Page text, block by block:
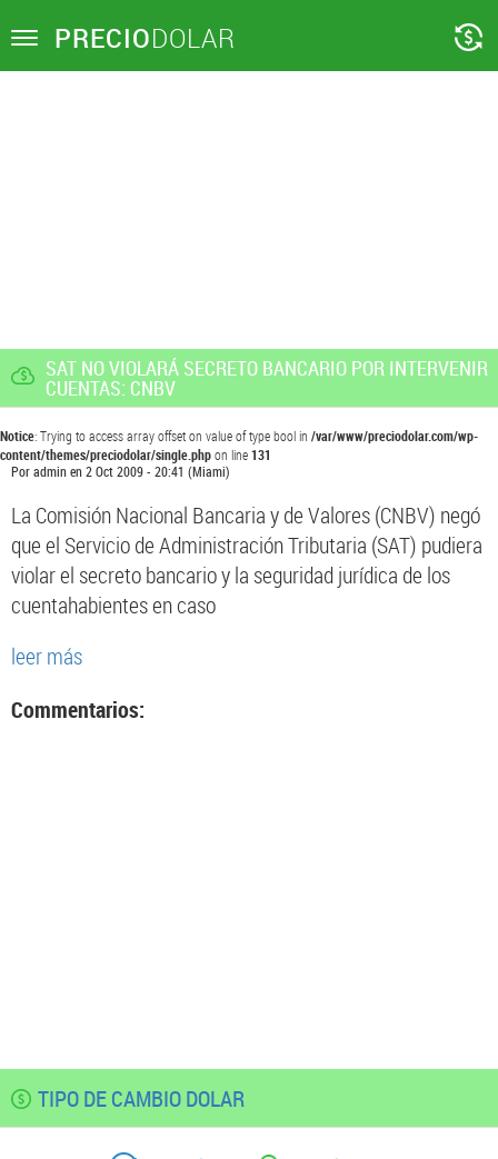
Toggle PRECIODOLAR
SAT NO VIOLARÁ SECRETO BANCARIO POR INTERVENIR
CUENTAS: CNBV
Notice: Trying to access array offset on value of type bool in /var/www/preciodolar.com/wp-
content/themes/preciodolar/single.phpon line131
Poradminen2 Oct 2009 - 20:41 (Miami)
La Comisión Nacional Bancaria y de Valores (CNBV) negó
que el Servicio de Administración Tributaria (SAT) pudiera
violar el secreto bancario y la seguridad jurídica de los
cuentahabientes en caso
leer más
Commentarios:
TIPO DE CAMBIO DOLAR